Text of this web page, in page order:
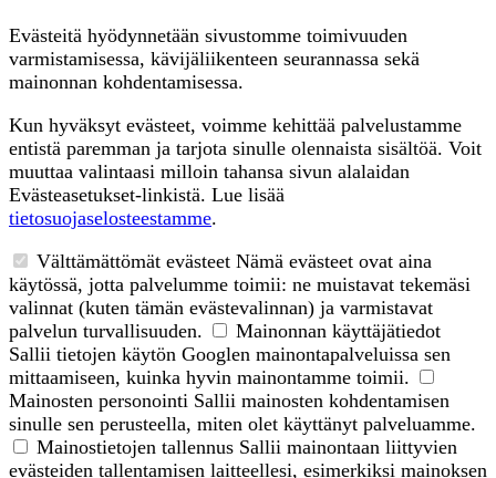
Evästeitä hyödynnetään sivustomme toimivuuden
varmistamisessa, kävijäliikenteen seurannassa sekä
mainonnan kohdentamisessa.
Kun hyväksyt evästeet, voimme kehittää palvelustamme
entistä paremman ja tarjota sinulle olennaista sisältöä. Voit
muuttaa valintaasi milloin tahansa sivun alalaidan
Evästeasetukset-linkistä. Lue lisää
tietosuojaselosteestamme.
Välttämättömät evästeet Nämä evästeet ovat aina
käytössä, jotta palvelumme toimii: ne muistavat tekemäsi
valinnat (kuten tämän evästevalinnan) ja varmistavat
palvelun turvallisuuden.
Mainonnan käyttäjätiedot
Sallii tietojen käytön Googlen mainontapalveluissa sen
mittaamiseen, kuinka hyvin mainontamme toimii.
Mainosten personointi Sallii mainosten kohdentamisen
sinulle sen perusteella, miten olet käyttänyt palveluamme.
Mainostietojen tallennus Sallii mainontaan liittyvien
evästeiden tallentamisen laitteellesi, esimerkiksi mainoksen